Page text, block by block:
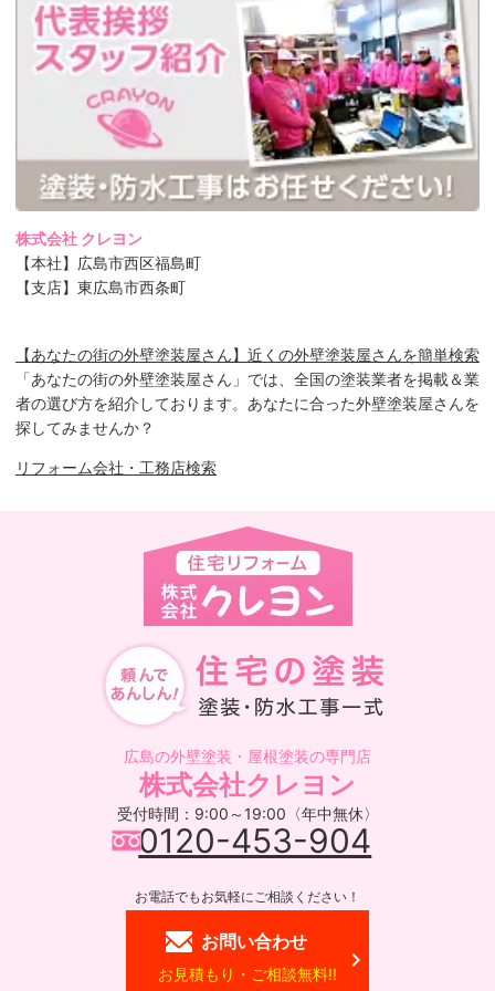
株式会社 クレヨン
【本社】広島市西区福島町
【支店】東広島市西条町
【あなたの街の外壁塗装屋さん】近くの外壁塗装屋さんを簡単検索
「あなたの街の外壁塗装屋さん」では、全国の塗装業者を掲載＆業
者の選び方を紹介しております。あなたに合った外壁塗装屋さんを
探してみませんか？
リフォーム会社・工務店検索
広島の外壁塗装・屋根塗装の専門店
株式会社クレヨン
受付時間：9:00～19:00〈年中無休〉
0120-453-904
お電話でもお気軽にご相談ください！
お問い合わせ
お見積もり・ご相談無料!!